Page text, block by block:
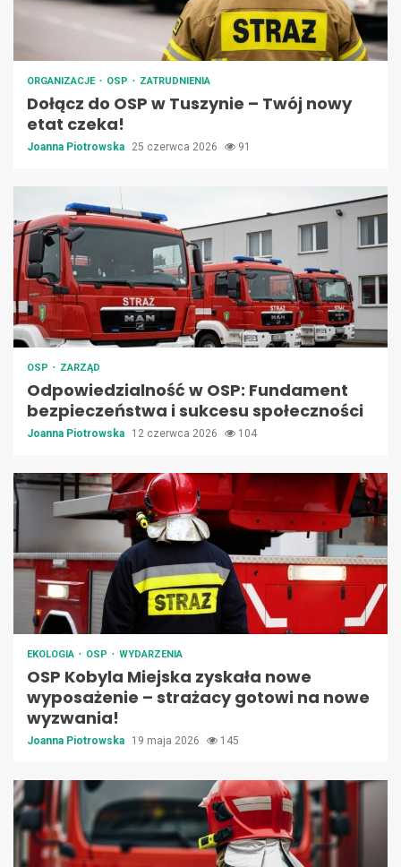
ORGANIZACJE OSP ZATRUDNIENIA
Dołącz do OSP w Tuszynie – Twój nowy
etat czeka!
Joanna Piotrowska 25 czerwca 2026 91
OSP ZARZĄD
Odpowiedzialność w OSP: Fundament
bezpieczeństwa i sukcesu społeczności
Joanna Piotrowska 12 czerwca 2026 104
EKOLOGIA OSP WYDARZENIA
OSP Kobyla Miejska zyskała nowe
wyposażenie – strażacy gotowi na nowe
wyzwania!
Joanna Piotrowska 19 maja 2026 145